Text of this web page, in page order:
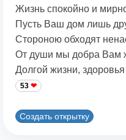
Жизнь спокойно и
Пусть Ваш дом лишь
Стороною обходят
От души мы добра Вам
Долгой жизни, здоровья
53
Создать открытку